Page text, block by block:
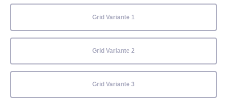
Grid Variante 1
Grid Variante 2
Grid Variante 3